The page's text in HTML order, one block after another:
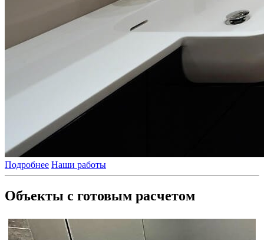
Подробнее Наши работы
Объекты с готовым расчетом